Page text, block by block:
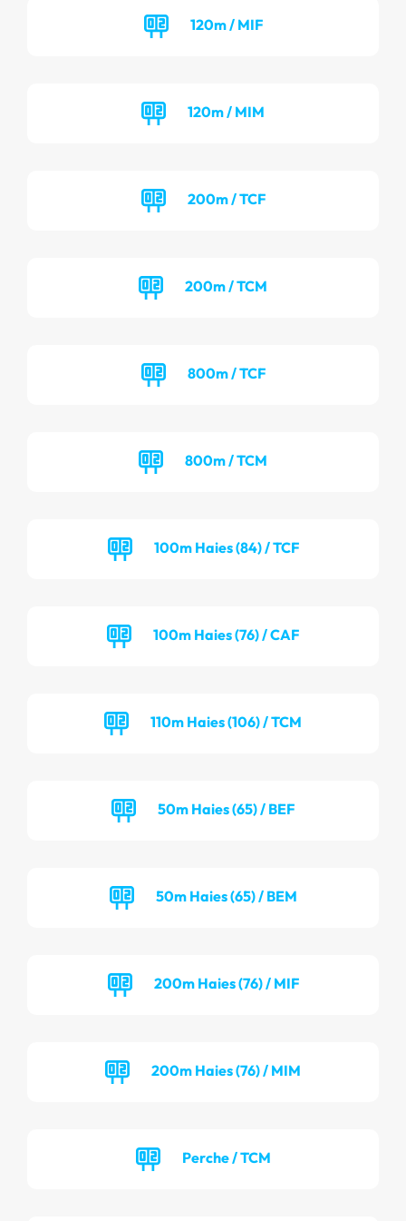
120m / MIF
120m / MIM
200m / TCF
200m / TCM
800m / TCF
800m / TCM
100m Haies (84) / TCF
100m Haies (76) / CAF
110m Haies (106) / TCM
50m Haies (65) / BEF
50m Haies (65) / BEM
200m Haies (76) / MIF
200m Haies (76) / MIM
Perche / TCM